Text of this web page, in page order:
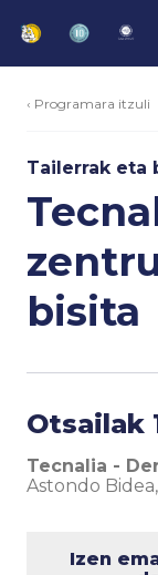
‹ Programara itzuli
Tailerrak eta
bisita
Otsailak
Tecnalia -
Astondo
Izen